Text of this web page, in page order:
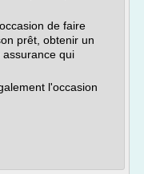
de faire
prêt, obtenir un
qui
l'occasion